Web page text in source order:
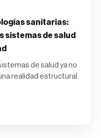
sanitarias:
sistemas de salud
de salud ya no
realidad estructural.